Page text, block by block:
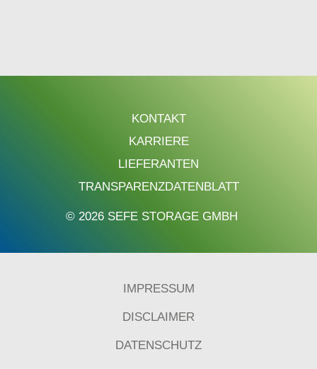
KONTAKT
KARRIERE
LIEFERANTEN
TRANSPARENZDATENBLATT
© 2026 SEFE STORAGE GMBH
IMPRESSUM
DISCLAIMER
DATENSCHUTZ